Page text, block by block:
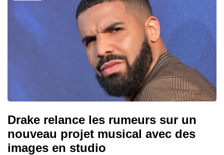
Drake relance les rumeurs sur un
nouveau projet musical avec des
images en studio